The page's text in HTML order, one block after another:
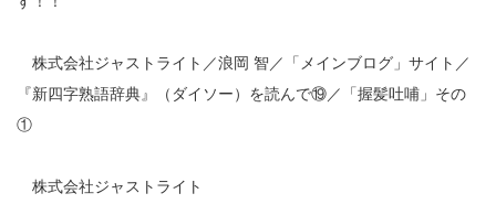
株式会社ジャストライト／浪岡 智／「メインブログ」サイト／
『新四字熟語辞典』（ダイソー）を読んで⑲／「握髪吐哺」その
①
株式会社ジャストライト